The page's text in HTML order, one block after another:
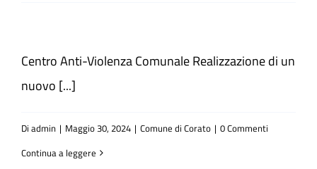
Centro Anti-Violenza Comunale Realizzazione di un
nuovo [...]
Di admin | Maggio 30, 2024 | Comune di Corato | 0 Commenti
Continua a leggere